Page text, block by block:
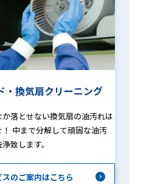
・換気扇クリーニング
落とせない換気扇の油汚れは
中まで分解して頑固な油汚
致します。
のご案内はこちら